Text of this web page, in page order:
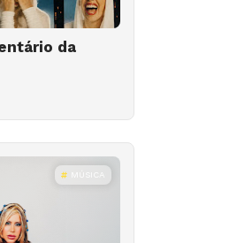
da
MÚSICA